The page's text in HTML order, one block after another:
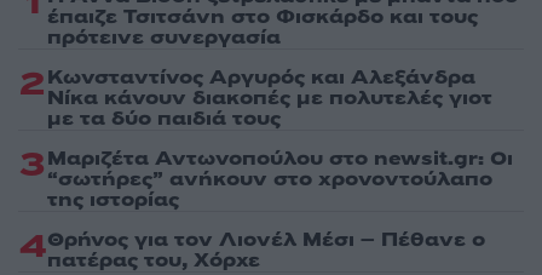
έπαιζε Τσιτσάνη στο Φισκάρδο και τους
πρότεινε συνεργασία
2Κωνσταντίνος Αργυρός και Αλεξάνδρα
Νίκα κάνουν διακοπές με πολυτελές γιοτ
με τα δύο παιδιά τους
3Μαριζέτα Αντωνοπούλου στο newsit.gr: Οι
“σωτήρες” ανήκουν στο χρονοντούλαπο
της ιστορίας
4Θρήνος για τον Λιονέλ Μέσι – Πέθανε ο
πατέρας του, Χόρχε